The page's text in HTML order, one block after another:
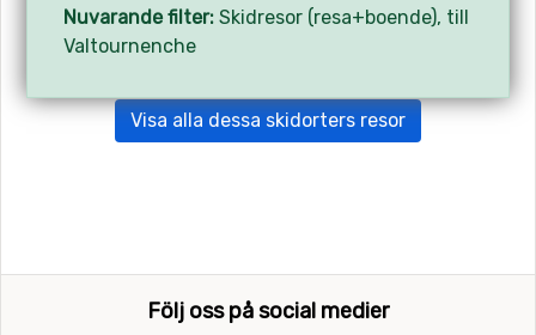
Champoluc, 9 km- 1930 skidresor
Visa alla dessa skidorters resor
Följ oss på social medier
Nuvarande filter: Skidresor (resa+boende), till
Valtournenche